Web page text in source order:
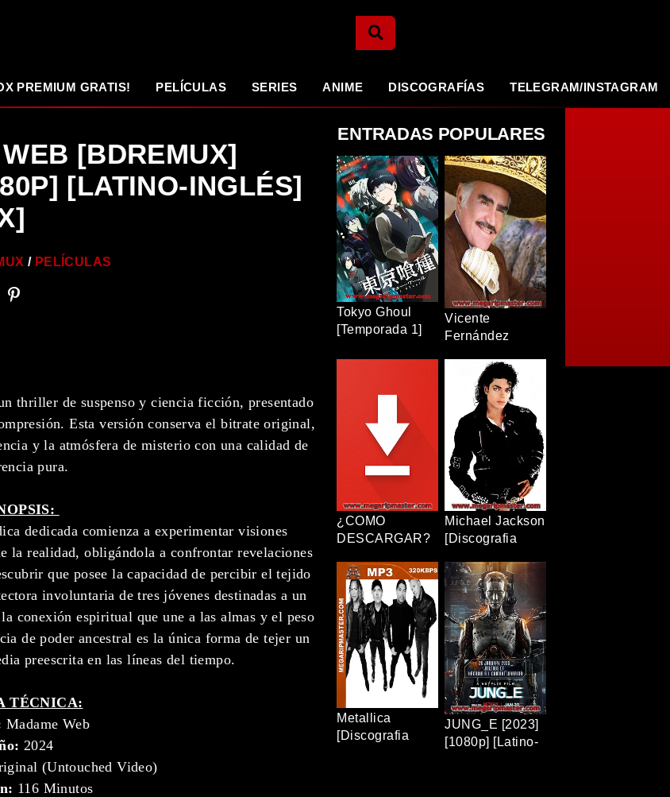
PREMIUM GRATIS! PELÍCULAS SERIES ANIME DISCOGRAFÍAS TELEGRAM/INSTAGRAM
[BDREMUX]
[LATINO-INGLÉS]
PELÍCULAS
thriller de suspenso y ciencia ficción, presentado
Esta versión conserva el bitrate original,
y la atmósfera de misterio con una calidad de
pura.
dedicada comienza a experimentar visiones
la realidad, obligándola a confrontar revelaciones
que posee la capacidad de percibir el tejido
involuntaria de tres jóvenes destinadas a un
conexión espiritual que une a las almas y el peso
de poder ancestral es la única forma de tejer un
preescrita en las líneas del tiempo.
TÉCNICA:
Madame Web
2024
(Untouched Video)
116 Minutos
ENTRADAS POPULARES
Tokyo Ghoul
[Temporada 1]
Japonés]
Vicente
Fernández
Completa]
[320Kbps] [MP3]
[TERABOX]
¿COMO
DESCARGAR?
Michael Jackson
[Discografia
[320Kbps] [MP3]
[TERABOX]
Metallica
[Discografia
JUNG_E [2023]
[1080p] [Latino-